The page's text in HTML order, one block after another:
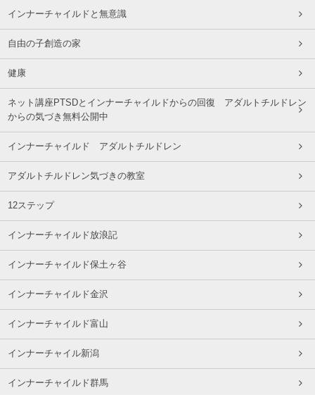
インナーチャイルドと無意識
自由の子創造の家
健康
ネット講座PTSDとインナーチャイルドからの回復 アダルトチルドレン
からの気づき無料公開中
インナーチャイルド アダルトチルドレン
アダルトチルドレン気づきの教室
12ステップ
インナーチャイルド放浪記
インナーチャイルド保土ヶ谷
インナーチャイルド金沢
インナーチャイルド富山
インナーチャイル新潟
インナーチャイルド群馬